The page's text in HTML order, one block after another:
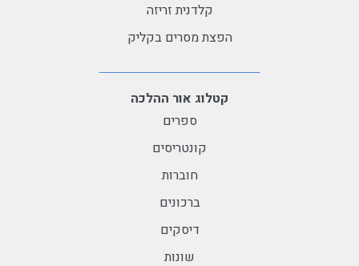
קלדנית זריזה
הפצת מסרים בקליק
קטלוג אור ההלכה
ספרים
קונטריסים
חוברות
ברכונים
דיסקים
שונות